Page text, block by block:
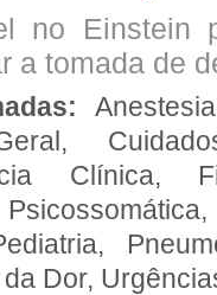
no Einstein
a tomada de
Clínica,
Dor,